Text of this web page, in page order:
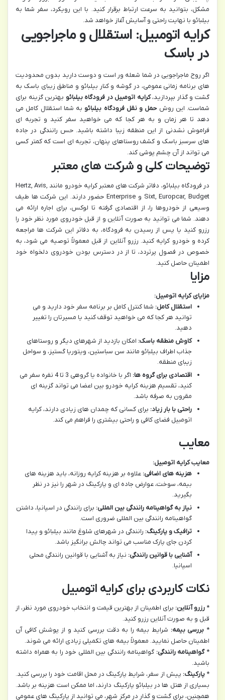
مشکل، بتوانید به سرعت ارتباط برقرار کنید. با این رویکرد، سفر شما به
بیلبائو با نهایت راحتی و آسایش آغاز خواهد شد.
کرایه اتومبیل: استقلال و ماجراجویی
در باسک
اگر روح ماجراجویی در شما شعله ور است و دوست دارید بدون محدودیت
های برنامه زمانی عمومی، در گوشه و کنار بیلبائو و مناطق زیبای باسک به
گشت و گذار بپردازید،کرایه اتومبیل در فرودگاه بیلبائو بهترین گزینه برای
شماست. این روشحمل و نقل فرودگاه بیلبائو به شما استقلال کامل می
دهد تا هر زمان و به هر کجا که می خواهید سفر کنید و تجربه ای
فراموش نشدنی از این منطقه زیبا داشته باشید. حس رانندگی در جاده
های سرسبز باسک و کشف روستاهای پنهان، تجربه ای است که کمتر کسی
می تواند از آن چشم پوشی کند.
توضیحات کلی و شرکت های معتبر
در فرودگاه بیلبائو، دفاتر شرکت های معتبر کرایه خودرو مانند Hertz, Avis,
Sixt, Europcar, Budget و Enterprise حضور دارند. این شرکت ها طیف
وسیعی از خودروها را، از اقتصادی گرفته تا لوکس، برای اجاره ارائه می
دهند. شما می توانید به صورت آنلاین و از قبل خودروی مورد نظر خود را
رزرو کنید یا پس از رسیدن به فرودگاه، به دفاتر این شرکت ها مراجعه
کرده و خودرو کرایه کنید. رزرو آنلاین از قبل معمولاً توصیه می شود، به
خصوص در فصول پرتردد، تا از در دسترس بودن خودروی دلخواه خود
اطمینان حاصل کنید.
مزایا
مزایای کرایه اتومبیل:
استقلال کامل: شما کنترل کامل بر برنامه سفر خود دارید و می
توانید هر کجا که می خواهید توقف کنید یا مسیرتان را تغییر
دهید.
کاوش منطقه باسک: امکان بازدید از شهرهای دیگر و روستاهای
جذاب اطراف بیلبائو مانند سن سباستین، ویتوریا گستیز، و سواحل
زیبای منطقه.
اقتصادی برای گروه ها:
اگر با خانواده یا گروهی 3 تا 4 نفره سفر می
کنید، تقسیم هزینه کرایه خودرو بین اعضا می تواند گزینه ای
مقرون به صرفه باشد.
راحتی با بار زیاد: برای کسانی که چمدان های زیادی دارند، کرایه
اتومبیل فضای کافی و راحتی بیشتری را فراهم می کند.
معایب
معایب کرایه اتومبیل:
هزینه های اضافی: علاوه بر هزینه کرایه روزانه، باید هزینه های
بیمه، سوخت، عوارض جاده ای و پارکینگ در شهر را نیز در نظر
بگیرید.
نیاز به گواهینامه رانندگی بین المللی: برای رانندگی در اسپانیا، داشتن
گواهینامه رانندگی بین المللی ضروری است.
ترافیک و پارکینگ: رانندگی در شهرهای شلوغ مانند بیلبائو و پیدا
کردن جای پارک مناسب می تواند چالش برانگیز باشد.
آشنایی با قوانین رانندگی: نیاز به آشنایی با قوانین رانندگی محلی
اسپانیا.
نکات کاربردی برای کرایه اتومبیل
*رزرو آنلاین: برای اطمینان از بهترین قیمت و انتخاب خودروی مورد نظر، از
قبل و به صورت آنلاین رزرو کنید.
* بررسی بیمه: شرایط بیمه را به دقت بررسی کنید و از پوشش کافی آن
اطمینان حاصل نمایید. معمولاً بیمه های تکمیلی زیادی ارائه می شوند.
*گواهینامه رانندگی: گواهینامه رانندگی بین المللی خود را به همراه داشته
باشید.
*پارکینگ: پیش از سفر، شرایط پارکینگ در محل اقامت خود را بررسی کنید.
بسیاری از هتل ها در بیلبائو پارکینگ دارند، اما ممکن است هزینه بر باشد.
همچنین، برای گشت و گذار در مرکز شهر، می توانید از پارکینگ های عمومی